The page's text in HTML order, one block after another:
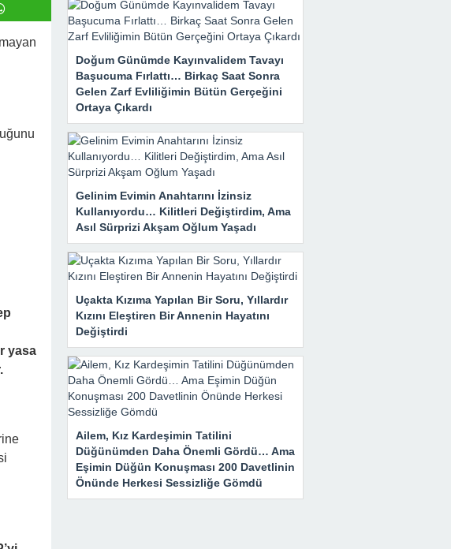
Gizli Kayıtlar Her
yasa
Doğum Günümde Kayınvalidem Tavayı
Başucuma Fırlattı… Birkaç Saat Sonra
Gelen Zarf Evliliğimin Bütün Gerçeğini
Ortaya Çıkardı
Gelinim Evimin Anahtarını İzinsiz
Kullanıyordu… Kilitleri Değiştirdim, Ama
Asıl Sürprizi Akşam Oğlum Yaşadı
Uçakta Kızıma Yapılan Bir Soru, Yıllardır
Kızını Eleştiren Bir Annenin Hayatını
Değiştirdi
Ailem, Kız Kardeşimin Tatilini
Düğünümden Daha Önemli Gördü… Ama
Eşimin Düğün Konuşması 200 Davetlinin
Önünde Herkesi Sessizliğe Gömdü